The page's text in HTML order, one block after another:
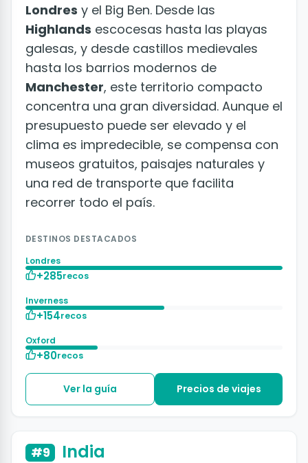
Londres y el Big Ben. Desde las
Highlands escocesas hasta las playas
galesas, y desde castillos medievales
hasta los barrios modernos de
Manchester, este territorio compacto
concentra una gran diversidad. Aunque el
presupuesto puede ser elevado y el
clima es impredecible, se compensa con
museos gratuitos, paisajes naturales y
una red de transporte que facilita
recorrer todo el país.
DESTINOS DESTACADOS
Londres
+285recos
Inverness
+154recos
Oxford
+80recos
Ver la guía Precios de viajes
#9 India